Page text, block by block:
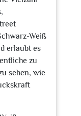
Weiß
erlaubt es
zu
sehen, wie